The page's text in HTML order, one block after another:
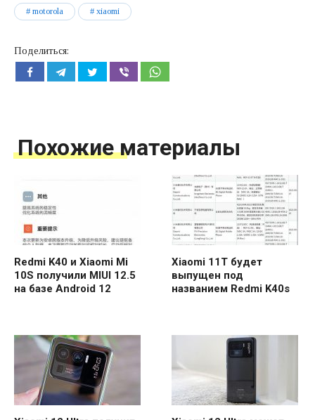
motorola xiaomi
Поделиться:
Похожие материалы
Redmi K40 и Xiaomi Mi
10S получили MIUI 12.5
на базе Android 12
Xiaomi 11T будет
выпущен под
названием Redmi K40s